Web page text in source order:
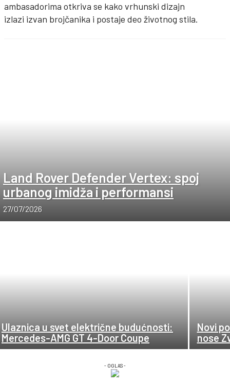
ambasadorima otkriva se kako vrhunski dizajn
izlazi izvan brojčanika i postaje deo životnog stila.
Land Rover Defender Vertex: spoj
urbanog imidža i performansi
27/07/2026
Ulaznica u svet električne budućnosti:
Mercedes-AMG GT 4-Door Coupe
Novi
nose
- OGLAS -